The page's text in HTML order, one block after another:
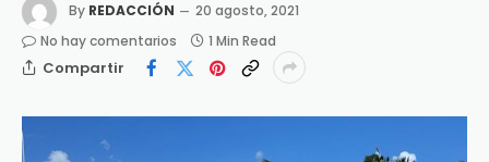
By REDACCIÓN
20 agosto, 2021
No hay comentarios
1 Min Read
Compartir